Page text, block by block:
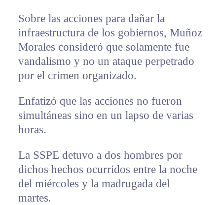
Sobre las acciones para dañar la
infraestructura de los gobiernos, Muñoz
Morales consideró que solamente fue
vandalismo y no un ataque perpetrado
por el crimen organizado.
Enfatizó que las acciones no fueron
simultáneas sino en un lapso de varias
horas.
La SSPE detuvo a dos hombres por
dichos hechos ocurridos entre la noche
del miércoles y la madrugada del
martes.